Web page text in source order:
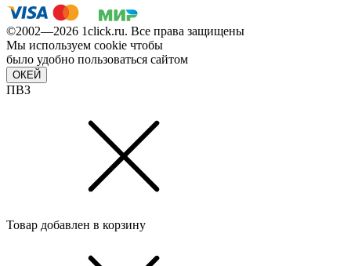
©2002—2026 1сlick.ru. Все права защищены
Мы используем cookie чтобы
было удобно пользоваться сайтом
ОКЕЙ
ПВЗ
Товар добавлен в корзину